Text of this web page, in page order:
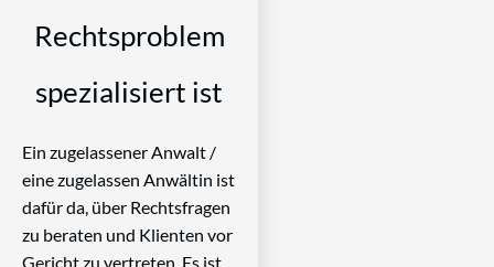
Rechtsproblem
spezialisiert ist
Ein zugelassener Anwalt /
eine zugelassen Anwältin ist
dafür da, über Rechtsfragen
zu beraten und Klienten vor
Gericht zu vertreten. Es ist